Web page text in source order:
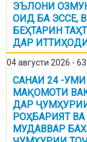
ЭЪЛОНИ
ОИД БА ЭССЕ,
БЕҲТАРИН
ДАР
04 августи 2026 - 63
САНАИ 24 -
МАҚОМОТИ
ДАР
РОҲБАРИЯТ
МУДАВВАР